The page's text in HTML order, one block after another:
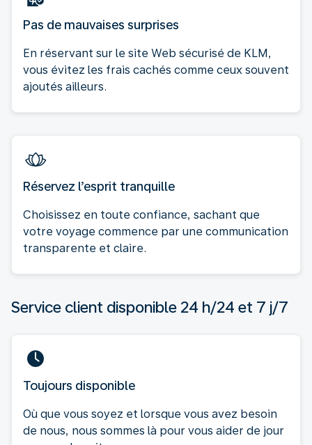
Pas de mauvaises surprises
En réservant sur le site Web sécurisé de KLM,
vous évitez les frais cachés comme ceux souvent
ajoutés ailleurs.
Réservez l’esprit tranquille
Choisissez en toute confiance, sachant que
votre voyage commence par une communication
transparente et claire.
Service client disponible 24 h/24 et 7 j/7
Toujours disponible
Où que vous soyez et lorsque vous avez besoin
de nous, nous sommes là pour vous aider de jour